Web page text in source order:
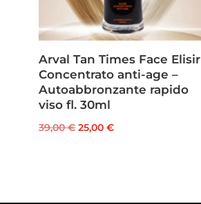
Arval Tan Times Face Elisir
Concentrato anti-age –
Autoabbronzante rapido
viso fl. 30ml
39,00€ Il
25,00€Il